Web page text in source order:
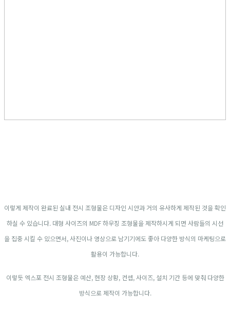
이렇게 제작이 완료된 실내 전시 조형물은 디자인 시안과 거의 유사하게 제작된 것을 확인
하실 수 있습니다. 대형 사이즈의 MDF 하우징 조형물을 제작하시게 되면 사람들의 시선
을 집중 시킬 수 있으면서, 사진이나 영상으로 남기기에도 좋아 다양한 방식의 마케팅으로
활용이 가능합니다.
이렇듯 엑스포 전시 조형물은 예산, 현장 상황, 컨셉, 사이즈, 설치 기간 등에 맞춰 다양한
방식으로 제작이 가능합니다.